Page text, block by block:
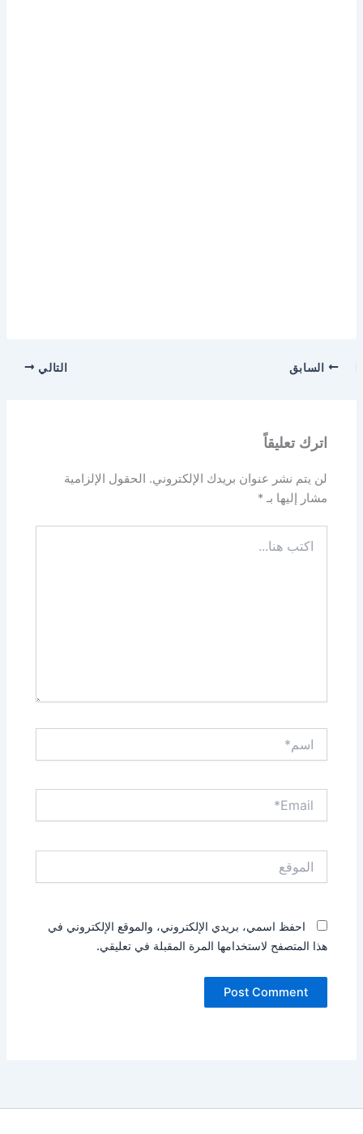
السابق التالي
اترك تعليقاً
لن يتم نشر عنوان بريدك الإلكتروني. الحقول الإلزامية
مشار إليها بـ*
هنا...
احفظ اسمي، بريدي الإلكتروني، والموقع الإلكتروني في
هذا المتصفح لاستخدامها المرة المقبلة في تعليقي.